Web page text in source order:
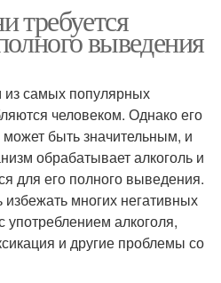
требуется
выведения
из самых популярных
человеком. Однако его
быть значительным, и
обрабатывает алкоголь и
для его полного выведения.
многих негативных
употреблением алкоголя,
и другие проблемы со